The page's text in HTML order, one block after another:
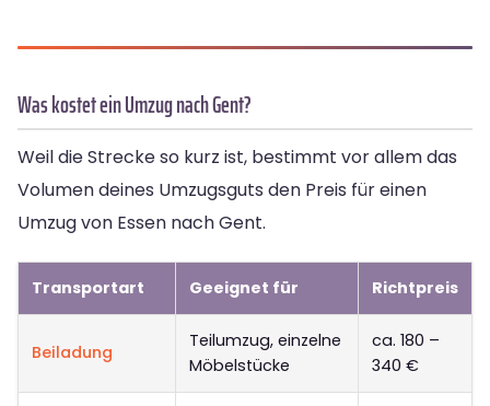
Was kostet ein Umzug nach Gent?
Weil die Strecke so kurz ist, bestimmt vor allem das
Volumen deines Umzugsguts den Preis für einen
Umzug von Essen nach Gent.
Transportart Geeignet für Richtpreis
Beiladung
Teilumzug, einzelne
Möbelstücke
ca. 180 –
340 €